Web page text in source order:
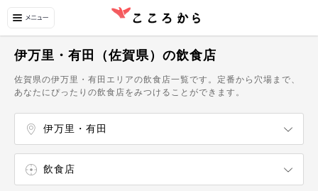
伊万里・有田（佐賀県）の飲食店
佐賀県の伊万里・有田エリアの飲食店一覧です。定番から穴場まで、
あなたにぴったりの飲食店をみつけることができます。
伊万里・有田
飲食店